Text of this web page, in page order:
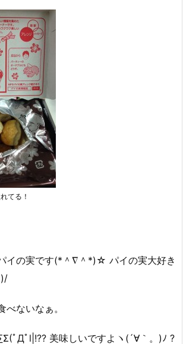
てる！
イの実です(*＾∇＾*)☆ パイの実大好き
べないなぁ。
ﾟДﾟl|!?? 美味しいですよヽ(´∀｀。)ﾉ ?